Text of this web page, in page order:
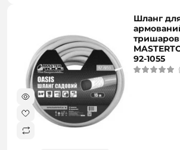
Шланг
92-1055